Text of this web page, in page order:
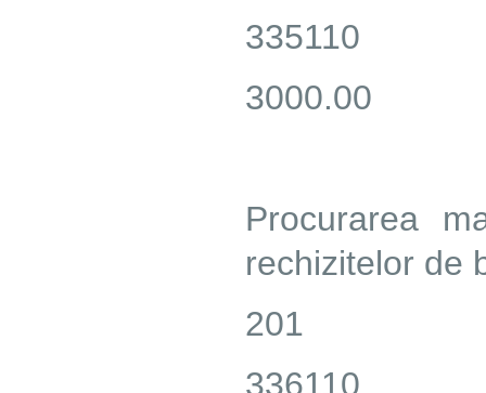
335110
3000.00
Procurarea
rechizitelor de
201
336110